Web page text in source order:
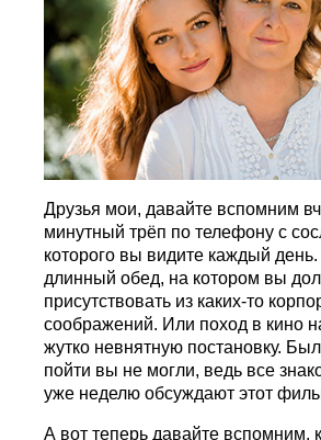
Друзья мои, давайте вспомним
минутный трёп по телефону с
которого вы видите каждый
длинный обед, на котором вы
присутствовать из каких-то
соображений. Или поход в кино
жутко невнятную постановку.
пойти вы не могли, ведь все
уже неделю обсуждают этот
А вот теперь давайте вспомним,